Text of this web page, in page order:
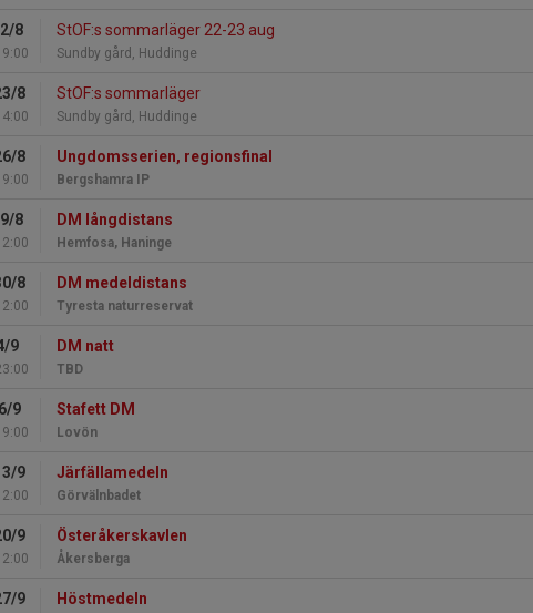
8 StOF:s sommarläger 22-23 aug
Sundby gård, Huddinge
8 StOF:s sommarläger
Sundby gård, Huddinge
8 Ungdomsserien, regionsfinal
Bergshamra IP
8 DM långdistans
Hemfosa, Haninge
8 DM medeldistans
Tyresta naturreservat
9 DM natt
TBD
9 Stafett DM
Lovön
9 Järfällamedeln
Görvälnbadet
9 Österåkerskavlen
Åkersberga
9 Höstmedeln